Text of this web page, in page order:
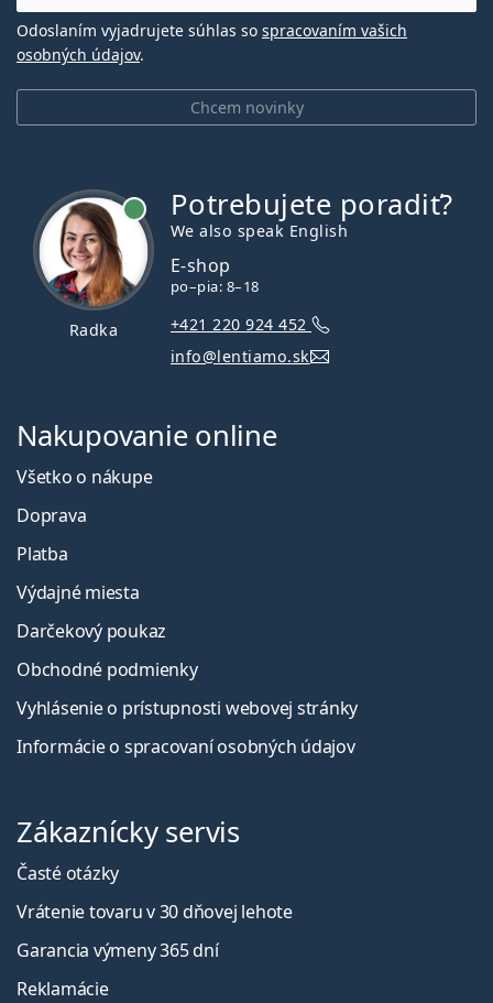
Chcem novinky
Odoslaním vyjadrujete súhlas so spracovaním vašich
osobných údajov.
Radka
Potrebujete poradiť?
We also speak English
E-shop
po–pia: 8–18
+421 220 924 452
info@lentiamo.sk
Nakupovanie online
Všetko o nákupe
Doprava
Platba
Výdajné miesta
Darčekový poukaz
Obchodné podmienky
Vyhlásenie o prístupnosti webovej stránky
Informácie o spracovaní osobných údajov
Zákaznícky servis
Časté otázky
Vrátenie tovaru v 30 dňovej lehote
Garancia výmeny 365 dní
Reklamácie